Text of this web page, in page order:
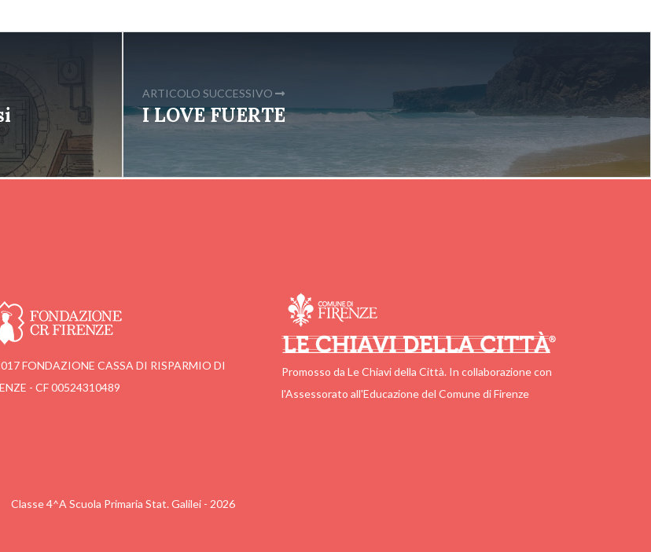
ARTICOLO SUCCESSIVO
I LOVE FUERTE
FONDAZIONE CASSA DI RISPARMIO DI
- CF 00524310489
Promosso da Le Chiavi della Città. In collaborazione con
l'Assessorato all'Educazione del Comune di Firenze
Classe 4^A Scuola Primaria Stat. Galilei - 2026